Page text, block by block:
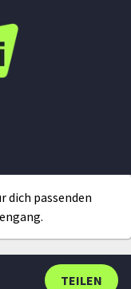
dich passenden
TEILEN